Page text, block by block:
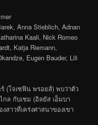
Anna Stieblich, Adnan
Kaali, Nick Romeo
Katja Riemann,
Eugen Bauder, Lili
(โจเซฟิน พรอยส์) พบว่าตัว
กล กับเชม (อิลยัส เอ็มบา
สาวที่เคร่งศาสนาของเขา